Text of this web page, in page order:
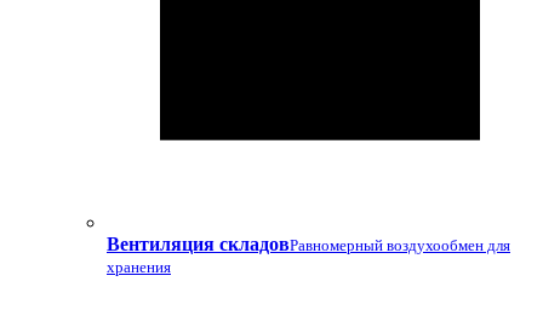
Вентиляция складовРавномерный воздухообмен для
хранения